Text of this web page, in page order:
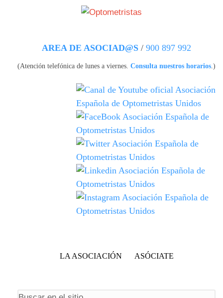
Pasar al contenido principal
AREA DE ASOCIAD@S / 900 897 992
(Atención telefónica de lunes a viernes. Consulta nuestros horarios.)
LA ASOCIACIÓN ASÓCIATE